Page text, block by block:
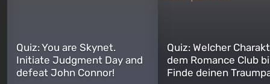
Quiz: You are Skynet.
Initiate Judgment Day and
defeat John Connor!
Quiz: Welcher
dem Romance Club
Finde deinen